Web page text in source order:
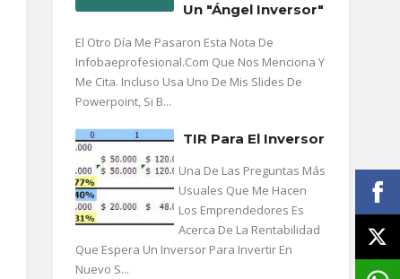
Un "ángel Inversor"
El Otro Día Me Pasaron Esta Nota De
Infobaeprofesional.com Que Nos Menciona Y
Me Cita. Incluso Usa Uno De Mis Slides De
Powerpoint, Si B...
TIR Para El Inversor
Una De Las Preguntas Más
Usuales Que Me Hacen
Los Emprendedores Es
Acerca De La Rentabilidad
Que Espera Un Inversor Para Invertir En
Nuevo S...